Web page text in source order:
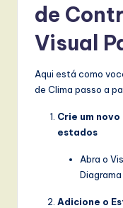
de
Visual
Aqui está como
de Clima passo a
Crie um
estados
Abra o
Adicione o